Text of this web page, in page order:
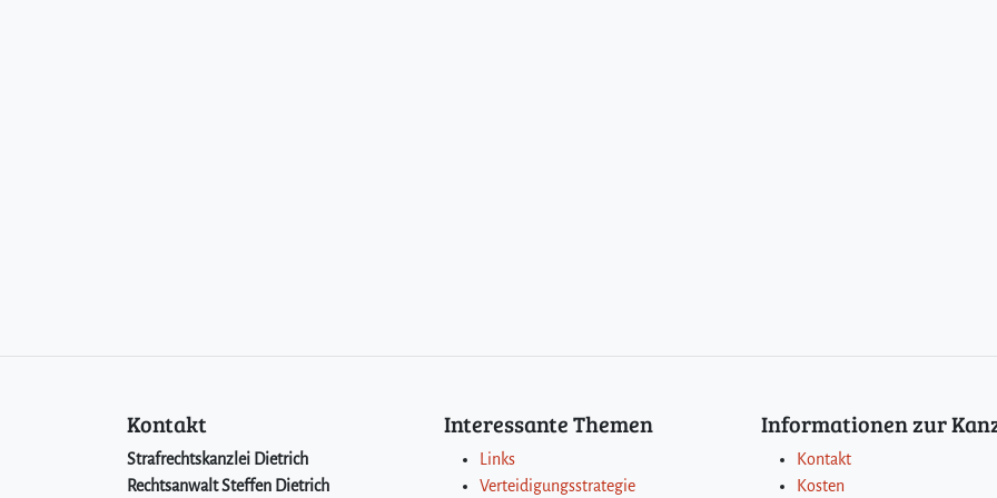
Kontakt
Strafrechtskanzlei Dietrich
Rechtsanwalt Steffen Dietrich
Interessante Themen
Links
Verteidigungsstrategie
Informationen zur
Kontakt
Kosten